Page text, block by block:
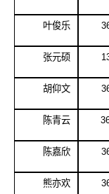
叶俊乐
张元硕
胡仰文
陈青云
陈嘉欣
熊亦欢